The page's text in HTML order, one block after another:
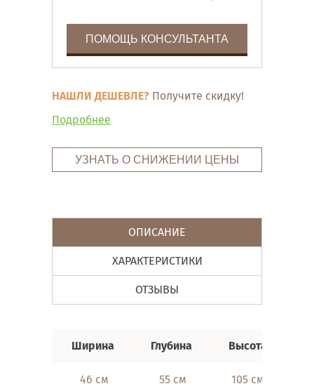
ПОМОЩЬ КОНСУЛЬТАНТА
НАШЛИ ДЕШЕВЛЕ? Получите скидку!
Подробнее
УЗНАТЬ О СНИЖЕНИИ ЦЕНЫ
ОПИСАНИЕ
ХАРАКТЕРИСТИКИ
ОТЗЫВЫ
Ширина Глубина Высота
46 см 55 см 105 см